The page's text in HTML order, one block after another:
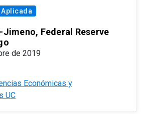
Federal Reserve
de 2019
Económicas y
UC